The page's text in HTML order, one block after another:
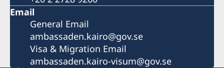
Email
General Email
ambassaden.kairo@gov.se
Visa & Migration Email
ambassaden.kairo-visum@gov.se